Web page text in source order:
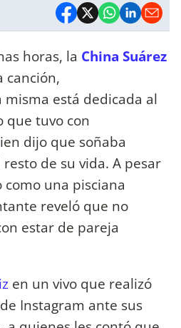
horas, la China Suárez
canción,
misma está dedicada al
que tuvo con
dijo que soñaba
de su vida. A pesar
una pisciana
reveló que no
estar de pareja
en un vivo que realizó
Instagram ante sus